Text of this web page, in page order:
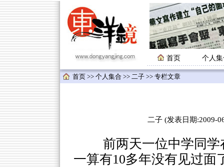
首页 个人
首页 >> 个人集合 >> 二子 >> 专栏文章
二子 (发表日期:2009-
前两天一位中学同学
一算有10多年没有见过面